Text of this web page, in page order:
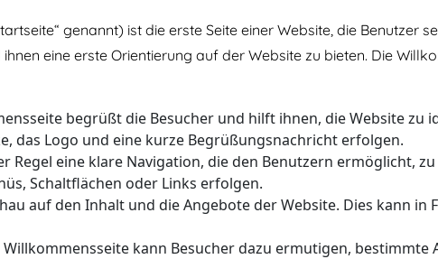
genannt) ist die erste Seite einer Website, die Benutzer
eine erste Orientierung auf der Website zu bieten. Die
begrüßt die Besucher und hilft ihnen, die Website zu
das Logo und eine kurze Begrüßungsnachricht erfolgen.
Regel eine klare Navigation, die den Benutzern ermöglicht,
Schaltflächen oder Links erfolgen.
auf den Inhalt und die Angebote der Website. Dies kann in
Willkommensseite kann Besucher dazu ermutigen, bestimmte